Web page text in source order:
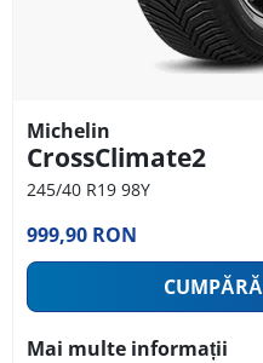
Michelin
CrossClimate2
245/40 R19 98Y
999,90 RON
CUMPĂRĂ
Mai multe informații